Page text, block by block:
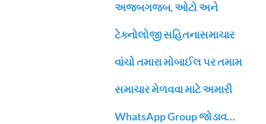
અજબગજબ, ઓટો અને
ટેક્નોલોજી સહિતનાસમાચાર
વાંચો તમારા મોબાઈલ પર તમામ
સમાચાર મેળવવા માટે અમારી
WhatsApp Group જોડાવ…